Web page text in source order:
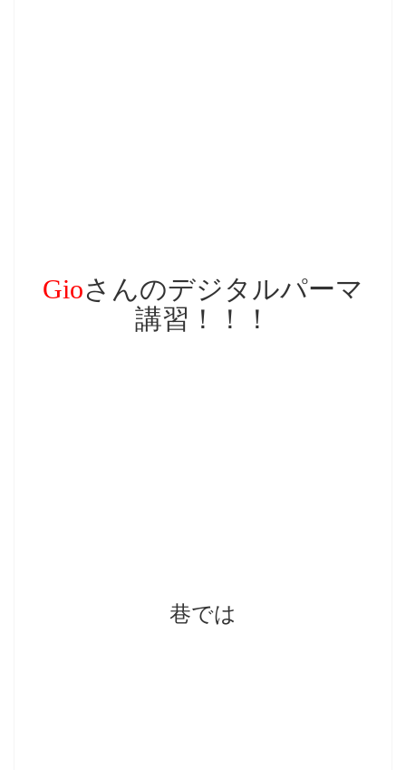
Gioさんのデジタルパーマ
講習！！！
巷では